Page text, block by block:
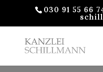
030 91 55 66